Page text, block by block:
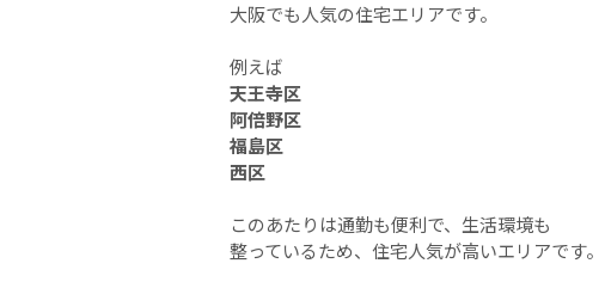
大阪でも人気の住宅エリアです。
例えば
天王寺区
阿倍野区
福島区
西区
このあたりは通勤も便利で、生活環境も
整っているため、住宅人気が高いエリアです。